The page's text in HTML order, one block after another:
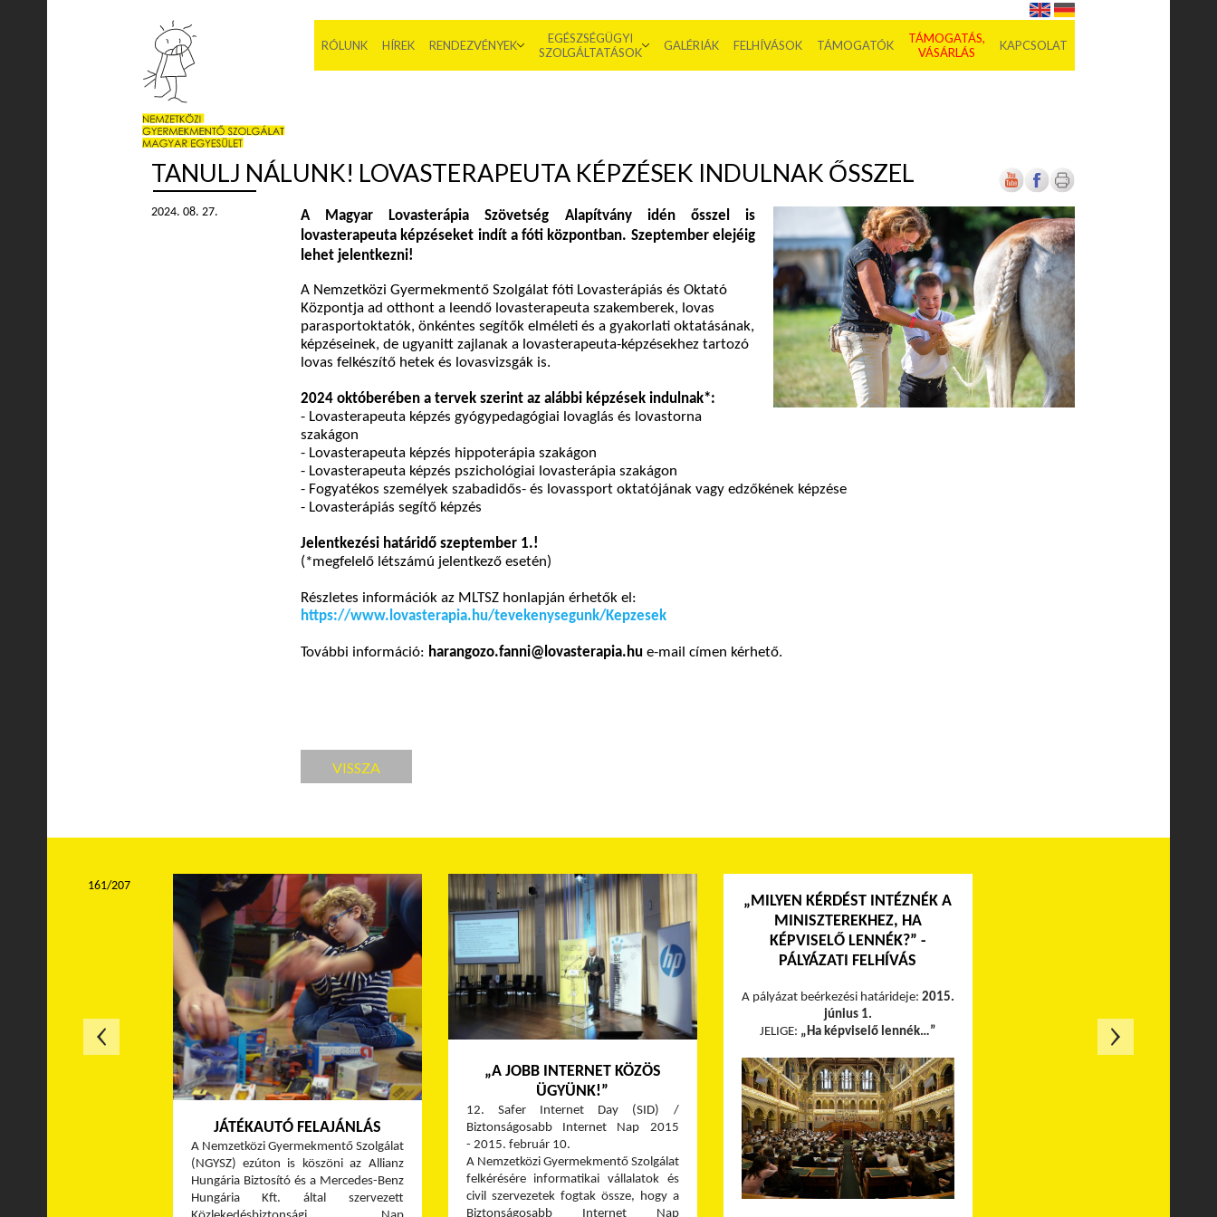
RÓLUNK HÍREK RENDEZVÉNYEK
EGÉSZSÉGÜGYI
SZOLGÁLTATÁSOK
GALÉRIÁK FELHÍVÁSOK TÁMOGATÓK
TÁMOGATÁS,
VÁSÁRLÁS
KAPCSOLAT
TANULJ NÁLUNK! LOVASTERAPEUTA KÉPZÉSEK INDULNAK ŐSSZEL
2024. 08. 27.
A Magyar Lovasterápia Szövetség Alapítvány idén ősszel is
lovasterapeuta képzéseket indít a fóti központban. Szeptember elejéig
lehet jelentkezni!
A Nemzetközi Gyermekmentő Szolgálat fóti Lovasterápiás és Oktató
Központja ad otthont a leendő lovasterapeuta szakemberek, lovas
parasportoktatók, önkéntes segítők elméleti és a gyakorlati oktatásának,
képzéseinek, de ugyanitt zajlanak a lovasterapeuta-képzésekhez tartozó
lovas felkészítő hetek és lovasvizsgák is.
2024 októberében a tervek szerint az alábbi képzések indulnak*:
- Lovasterapeuta képzés gyógypedagógiai lovaglás és lovastorna
szakágon
- Lovasterapeuta képzés hippoterápia szakágon
- Lovasterapeuta képzés pszichológiai lovasterápia szakágon
- Fogyatékos személyek szabadidős- és lovassport oktatójának vagy edzőkének képzése
- Lovasterápiás segítő képzés
Jelentkezési határidő szeptember 1.!
(*megfelelő létszámú jelentkező esetén)
Részletes információk az MLTSZ honlapján érhetők el:
https://www.lovasterapia.hu/tevekenysegunk/Kepzesek
További információ: harangozo.fanni@lovasterapia.hu e-mail címen kérhető.
VISSZA
JÁTÉKAUTÓ FELAJÁNLÁS
A Nemzetközi Gyermekmentő Szolgálat
(NGYSZ) ezúton is köszöni az Allianz
Hungária Biztosító és a Mercedes-Benz
Hungária Kft. által szervezett
„A JOBB INTERNET KÖZÖS
ÜGYÜNK!”
12. Safer Internet Day (SID) /
Biztonságosabb Internet Nap 2015
- 2015. február 10.
A Nemzetközi Gyermekmentő Szolgálat
felkérésére informatikai vállalatok és
civil szervezetek fogtak össze, hogy a
Biztonságosabb Internet Nap
„MILYEN KÉRDÉST INTÉZNÉK A
MINISZTEREKHEZ, HA
KÉPVISELŐ LENNÉK?” -
PÁLYÁZATI FELHÍVÁS
A pályázat beérkezési határideje: 2015.
június 1.
JELIGE: „Ha képviselő lennék…”
161/207